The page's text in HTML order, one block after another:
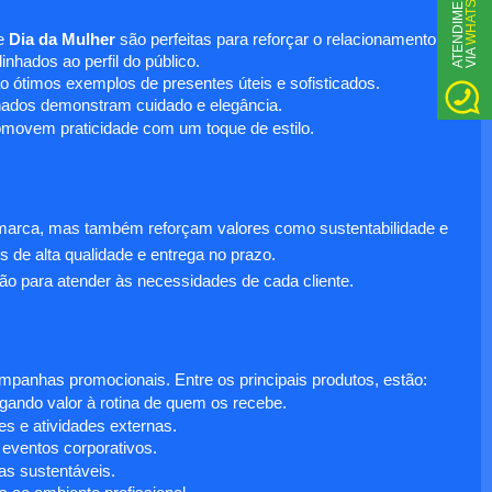
Dia da Mulher são perfeitas para reforçar o relacionamento
ao perfil do público.
ótimos exemplos de presentes úteis e sofisticados.
demonstram cuidado e elegância.
praticidade com um toque de estilo.
mas também reforçam valores como sustentabilidade e
alta qualidade e entrega no prazo.
para atender às necessidades de cada cliente.
promocionais. Entre os principais produtos, estão:
valor à rotina de quem os recebe.
e atividades externas.
corporativos.
sustentáveis.
A
TE
N
D
I
M
E
N
T
O
V
I
A